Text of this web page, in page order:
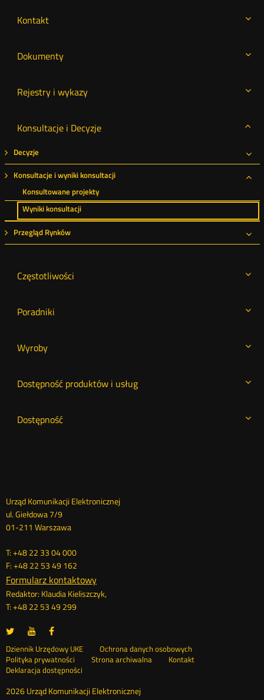
Kontakt
Dokumenty
Rejestry i wykazy
Konsultacje i Decyzje
Decyzje
Konsultacje i wyniki konsultacji
Konsultowane projekty
Wyniki konsultacji
Przegląd Rynków
Częstotliwości
Poradniki
Wyroby
Dostępność produktów i usług
Dostępność
Dane
kontaktowe
Urząd Komunikacji Elektronicznej
ul. Giełdowa 7/9
01-211 Warszawa
T: +48 22 33 04 000
F: +48 22 53 49 162
Formularz kontaktowy
Redaktor: Klaudia Kieliszczyk,
T: +48 22 53 49 299
UKE
portalu
Twitter
Otwórz
nowym
oknie
UKE
portalu
Youtube
Otwórz
nowym
oknie
portalu
Facebook
nowym
oknie
Stopka
menu
Dziennik Urzędowy UKE Otwórz
Ochrona danych osobowych
Polityka prywatności
Otwórz
w
oknie
Strona archiwalna
Kontakt
Deklaracja dostępności
2026 Urząd Komunikacji Elektronicznej